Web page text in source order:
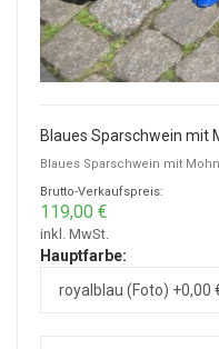
Blaues Sparschwein mit
Blaues Sparschwein mit
Brutto-Verkaufspreis:
119,00 €
inkl. MwSt.
Hauptfarbe: